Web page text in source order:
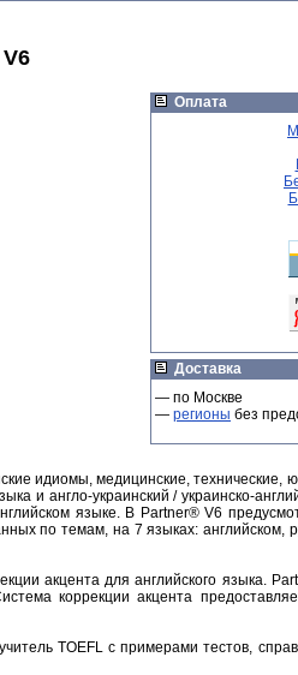
Оплата
Доставка
— по Москве
— регионы без
идиомы, медицинские,
и англо-украинский / украинско-
языке. В Partner® V6
по темам, на 7 языках: английском,
акцента для английского языка.
коррекции акцента
TOEFL с примерами тестов,